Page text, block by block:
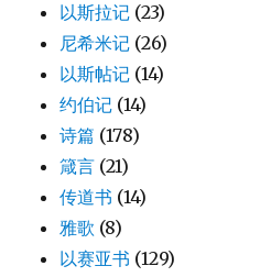
以斯拉记 (23)
尼希米记 (26)
以斯帖记 (14)
约伯记 (14)
诗篇 (178)
箴言 (21)
传道书 (14)
雅歌 (8)
以赛亚书 (129)